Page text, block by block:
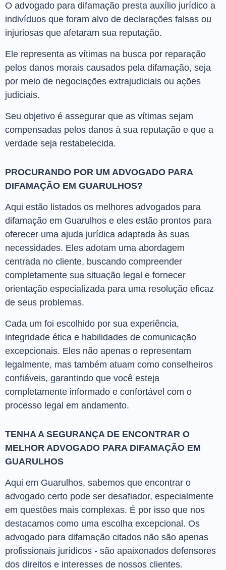
O advogado para difamação presta auxílio jurídico a
indivíduos que foram alvo de declarações falsas ou
injuriosas que afetaram sua reputação.
Ele representa as vítimas na busca por reparação
pelos danos morais causados pela difamação, seja
por meio de negociações extrajudiciais ou ações
judiciais.
Seu objetivo é assegurar que as vítimas sejam
compensadas pelos danos à sua reputação e que a
verdade seja restabelecida.
PROCURANDO POR UM ADVOGADO PARA
DIFAMAÇÃO EM GUARULHOS?
Aqui estão listados os melhores advogados para
difamação em Guarulhos e eles estão prontos para
oferecer uma ajuda jurídica adaptada às suas
necessidades. Eles adotam uma abordagem
centrada no cliente, buscando compreender
completamente sua situação legal e fornecer
orientação especializada para uma resolução eficaz
de seus problemas.
Cada um foi escolhido por sua experiência,
integridade ética e habilidades de comunicação
excepcionais. Eles não apenas o representam
legalmente, mas também atuam como conselheiros
confiáveis, garantindo que você esteja
completamente informado e confortável com o
processo legal em andamento.
TENHA A SEGURANÇA DE ENCONTRAR O
MELHOR ADVOGADO PARA DIFAMAÇÃO EM
GUARULHOS
Aqui em Guarulhos, sabemos que encontrar o
advogado certo pode ser desafiador, especialmente
em questões mais complexas. É por isso que nos
destacamos como uma escolha excepcional. Os
advogado para difamação citados não são apenas
profissionais jurídicos - são apaixonados defensores
dos direitos e interesses de nossos clientes.